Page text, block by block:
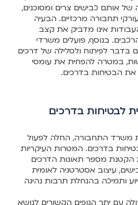
של אותם כבישים צרים ומסוכנים,
תחבורה מרכזיים. הבעיה
אינו מדביק את קצב
בנוסף, פועלים משרדי
בדבר לפיתוח ולסלילה של דרכים
במטרה להפחית את עומסי
את הבטיחות בדרכים.
לבטיחות בדרכים
ביוזמת משרד התחבורה, החלה לפעול
בדרכים. המטרות העיקריות
מספר תאונות הדרכים
עיצוב אסטרטגיה לאומית
ותמיכה בהנחלת תרבות נהיגה
עם יתר הגופים הקשורים לנושא